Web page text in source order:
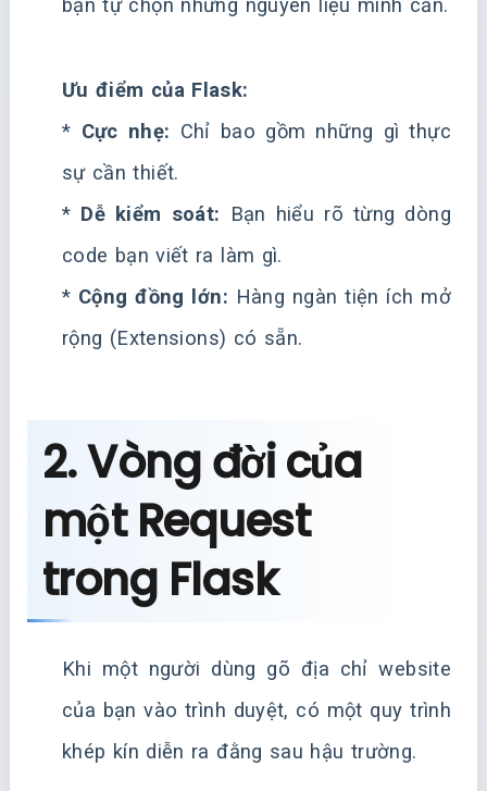
bạn tự chọn những nguyên liệu mình cần.
Ưu điểm của Flask:
* Cực nhẹ: Chỉ bao gồm những gì thực
sự cần thiết.
* Dễ kiểm soát: Bạn hiểu rõ từng dòng
code bạn viết ra làm gì.
* Cộng đồng lớn: Hàng ngàn tiện ích mở
rộng (Extensions) có sẵn.
2. Vòng đời của
một Request
trong Flask
Khi một người dùng gõ địa chỉ website
của bạn vào trình duyệt, có một quy trình
khép kín diễn ra đằng sau hậu trường.